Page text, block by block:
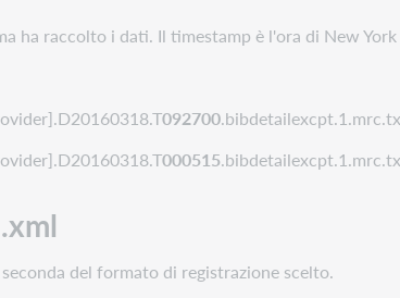
ha raccolto i dati. Il timestamp è l'ora di New
092700
000515
del formato di registrazione scelto.